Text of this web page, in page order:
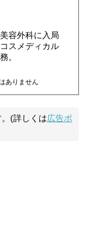
容外科に入局
スメディカル
。
ありません
(詳しくは広告ポ